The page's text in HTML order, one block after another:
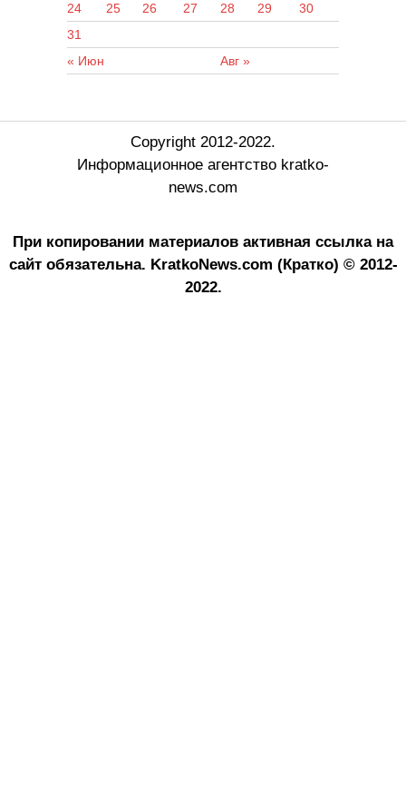
« Июн Авг »
24
25 26 27 28 29
30
31
Copyright 2012-2022.
Информационное агентство kratko-
news.com
При копировании материалов активная ссылка на
сайт обязательна. KratkoNews.com (Кратко) © 2012-
2022.